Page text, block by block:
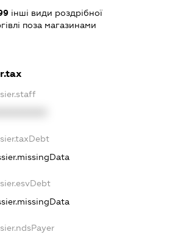
інші види роздрібної
поза магазинами